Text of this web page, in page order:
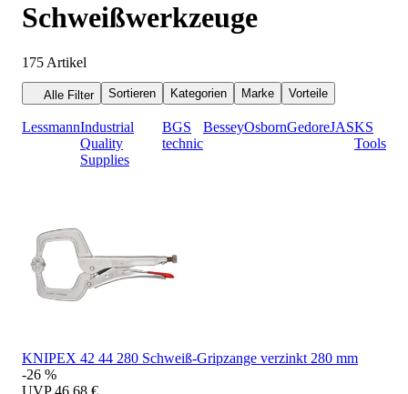
Schweißwerkzeuge
175 Artikel
Alle Filter Sortieren Kategorien Marke Vorteile
LessmannIndustrial
Quality
Supplies
BGS
technic
BesseyOsbornGedoreJASKS
Tools
KNIPEX 42 44 280 Schweiß-Gripzange verzinkt 280 mm
-26 %
UVP 46,68 €